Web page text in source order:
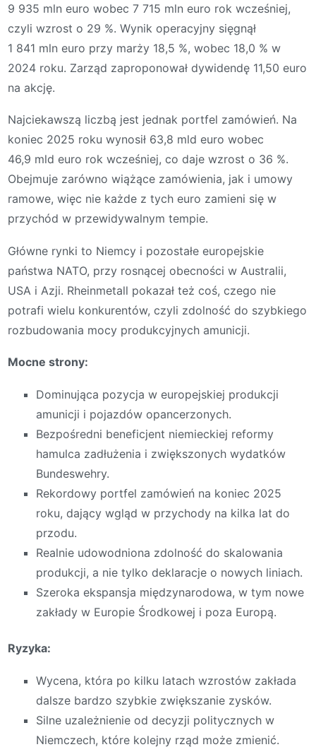
9 935 mln euro wobec 7 715 mln euro rok wcześniej,
czyli wzrost o 29 %. Wynik operacyjny sięgnął
1 841 mln euro przy marży 18,5 %, wobec 18,0 % w
2024 roku. Zarząd zaproponował dywidendę 11,50 euro
na akcję.
Najciekawszą liczbą jest jednak portfel zamówień. Na
koniec 2025 roku wynosił 63,8 mld euro wobec
46,9 mld euro rok wcześniej, co daje wzrost o 36 %.
Obejmuje zarówno wiążące zamówienia, jak i umowy
ramowe, więc nie każde z tych euro zamieni się w
przychód w przewidywalnym tempie.
Główne rynki to Niemcy i pozostałe europejskie
państwa NATO, przy rosnącej obecności w Australii,
USA i Azji. Rheinmetall pokazał też coś, czego nie
potrafi wielu konkurentów, czyli zdolność do szybkiego
rozbudowania mocy produkcyjnych amunicji.
Mocne strony:
Dominująca pozycja w europejskiej produkcji
amunicji i pojazdów opancerzonych.
Bezpośredni beneficjent niemieckiej reformy
hamulca zadłużenia i zwiększonych wydatków
Bundeswehry.
Rekordowy portfel zamówień na koniec 2025
roku, dający wgląd w przychody na kilka lat do
przodu.
Realnie udowodniona zdolność do skalowania
produkcji, a nie tylko deklaracje o nowych liniach.
Szeroka ekspansja międzynarodowa, w tym nowe
zakłady w Europie Środkowej i poza Europą.
Ryzyka:
Wycena, która po kilku latach wzrostów zakłada
dalsze bardzo szybkie zwiększanie zysków.
Silne uzależnienie od decyzji politycznych w
Niemczech, które kolejny rząd może zmienić.